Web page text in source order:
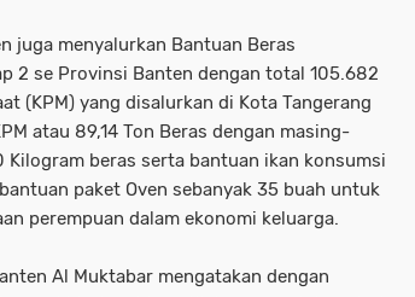
juga menyalurkan Bantuan Beras
2 se Provinsi Banten dengan total 105.682
(KPM) yang disalurkan di Kota Tangerang
atau 89,14 Ton Beras dengan masing-
Kilogram beras serta bantuan ikan konsumsi
paket Oven sebanyak 35 buah untuk
perempuan dalam ekonomi keluarga.
Al Muktabar mengatakan dengan